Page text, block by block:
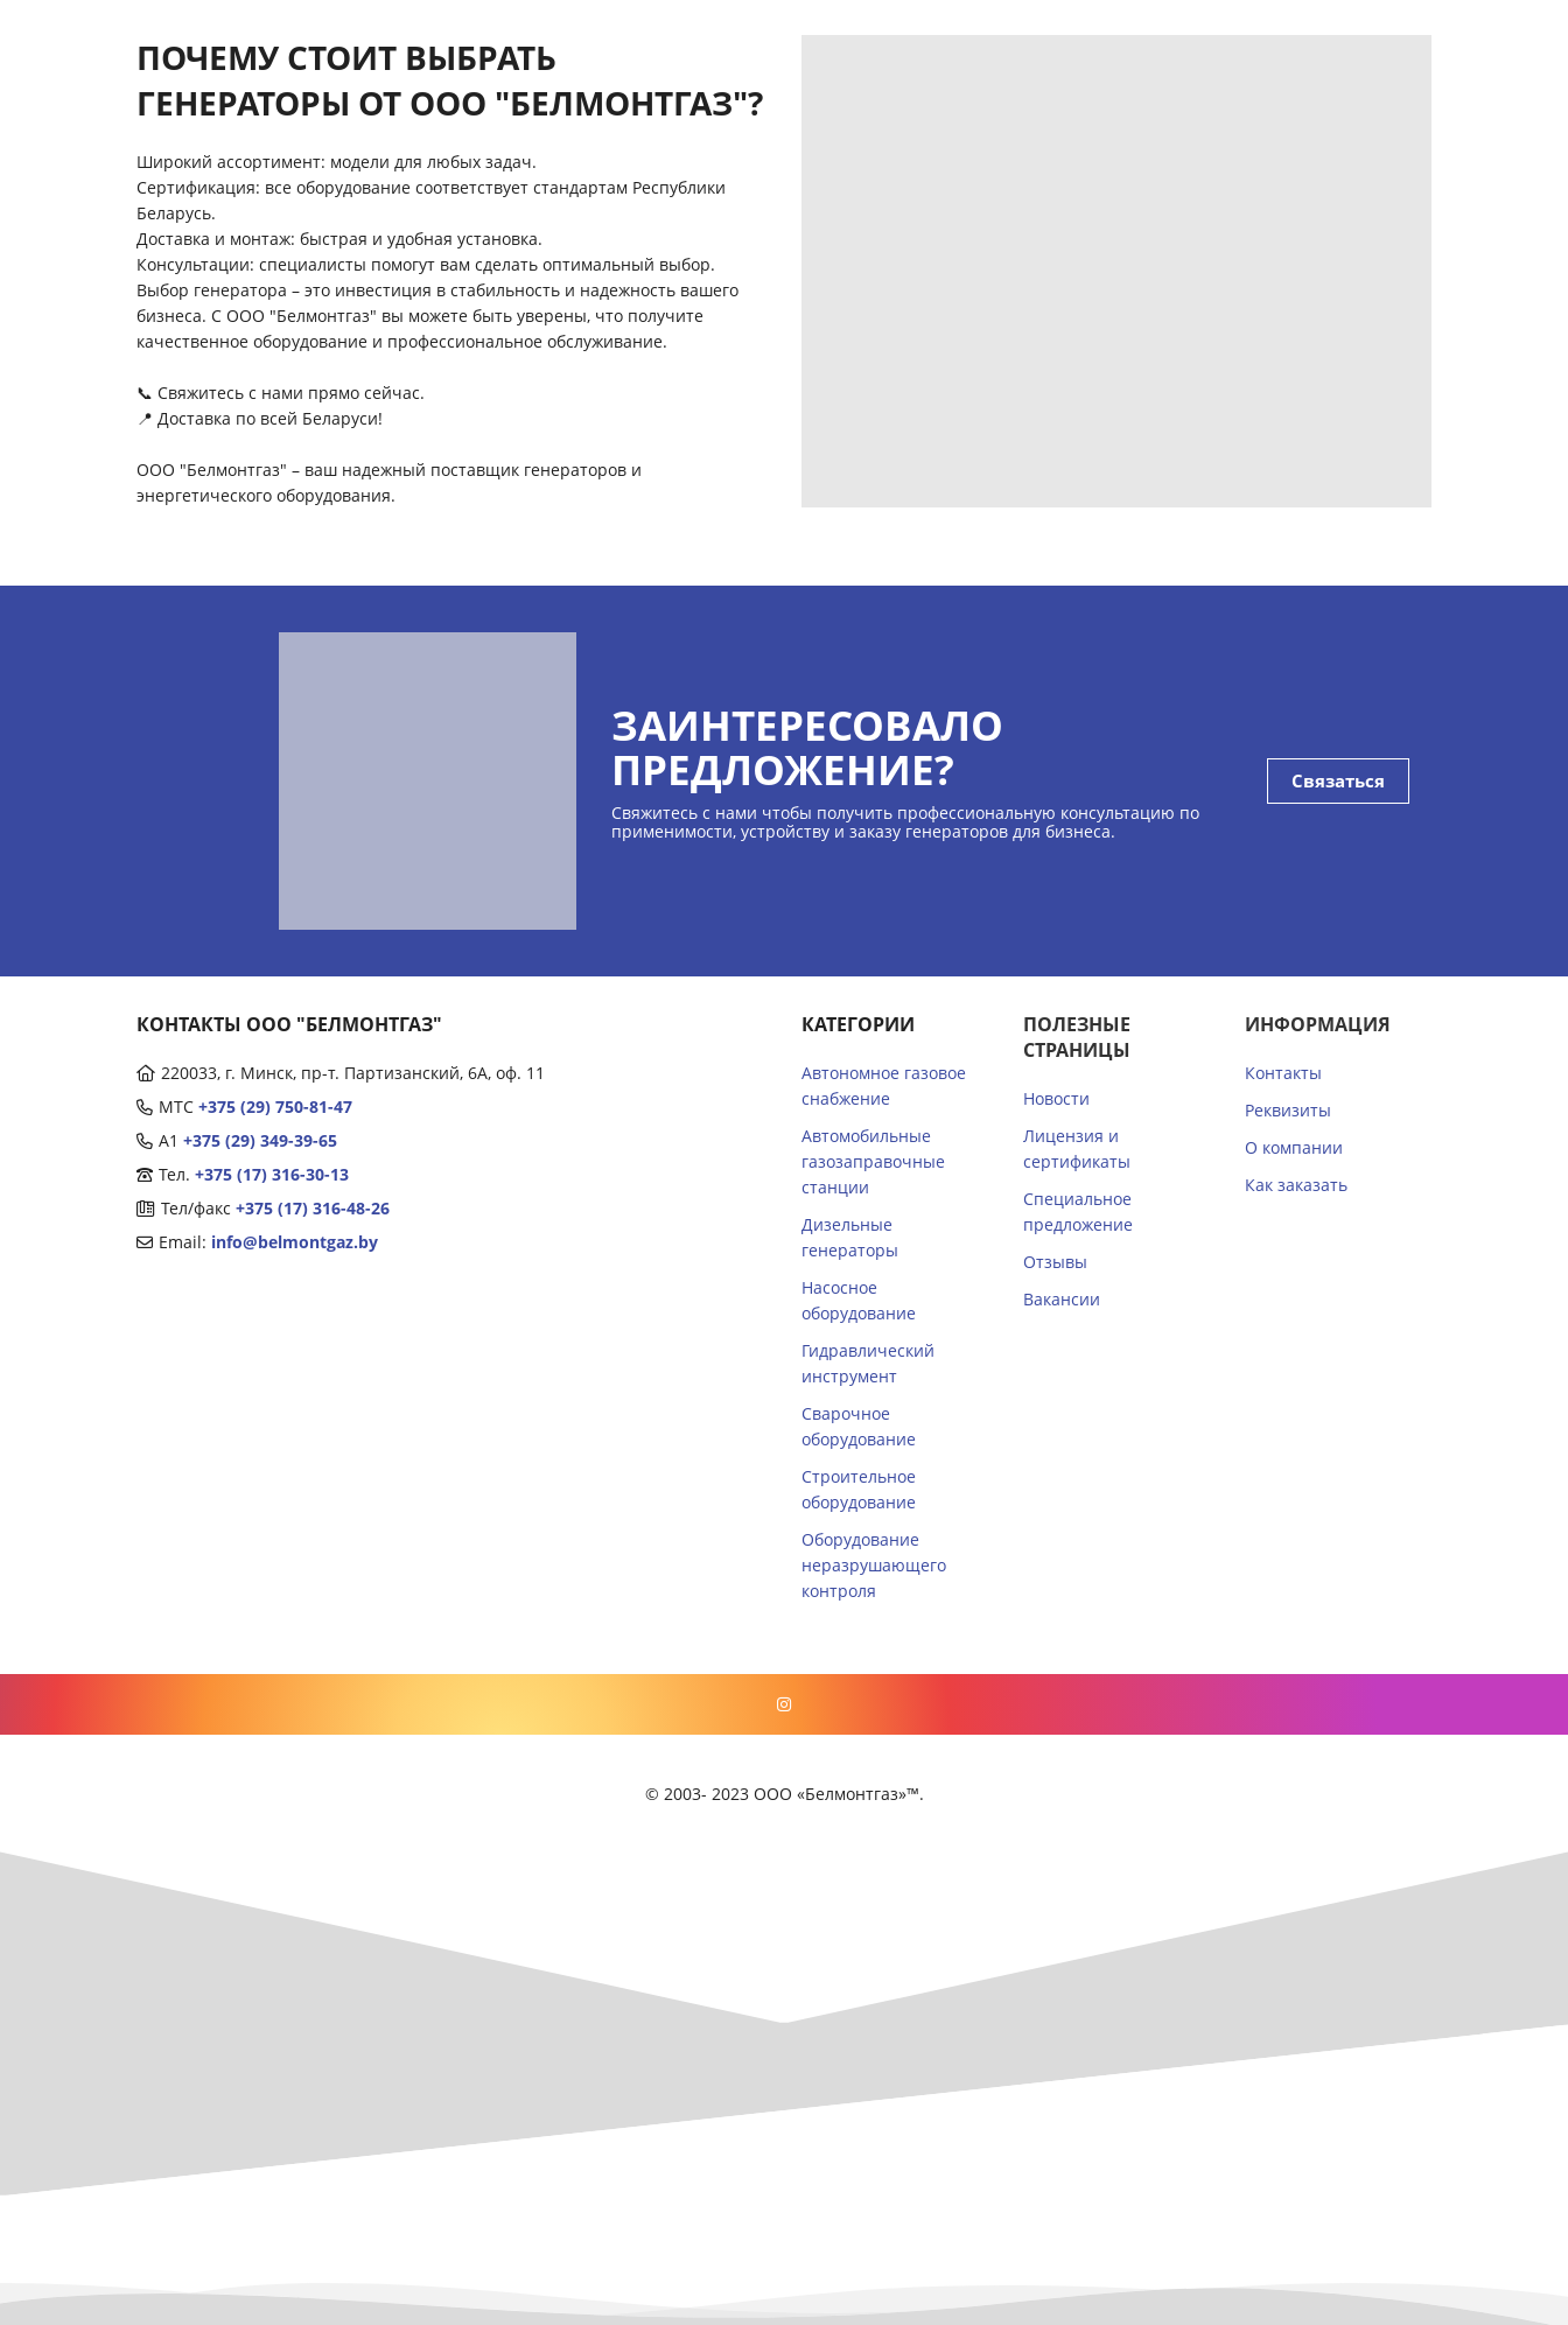
ПОЧЕМУ СТОИТ ВЫБРАТЬ
ГЕНЕРАТОРЫ ОТ ООО "БЕЛМОНТГАЗ"?
Широкий ассортимент: модели для любых задач.
Сертификация: все оборудование соответствует стандартам Республики
Беларусь.
Доставка и монтаж: быстрая и удобная установка.
Консультации: специалисты помогут вам сделать оптимальный выбор.
Выбор генератора – это инвестиция в стабильность и надежность вашего
бизнеса. С ООО "Белмонтгаз" вы можете быть уверены, что получите
качественное оборудование и профессиональное обслуживание.
📞 Свяжитесь с нами прямо сейчас.
📍 Доставка по всей Беларуси!
ООО "Белмонтгаз" – ваш надежный поставщик генераторов и
энергетического оборудования.
ЗАИНТЕРЕСОВАЛО
ПРЕДЛОЖЕНИЕ?
Свяжитесь с нами чтобы получить профессиональную консультацию по
применимости, устройству и заказу генераторов для бизнеса.
Связаться
КОНТАКТЫ ООО "БЕЛМОНТГАЗ"
220033, г. Минск, пр-т. Партизанский, 6А, оф. 11
МТС +375 (29) 750-81-47
А1 +375 (29) 349-39-65
Тел. +375 (17) 316-30-13
Тел/факс +375 (17) 316-48-26
Email: info@belmontgaz.by
КАТЕГОРИИ
Автономное газовое
снабжение
Автомобильные
газозаправочные
станции
Дизельные
генераторы
Насосное
оборудование
Гидравлический
инструмент
Сварочное
оборудование
Строительное
оборудование
Оборудование
неразрушающего
контроля
ПОЛЕЗНЫЕ
СТРАНИЦЫ
Новости
Лицензия и
сертификаты
Специальное
предложение
Отзывы
Вакансии
ИНФОРМАЦИЯ
Контакты
Реквизиты
О компании
Как заказать
© 2003- 2023 ООО «Белмонтгаз»™.